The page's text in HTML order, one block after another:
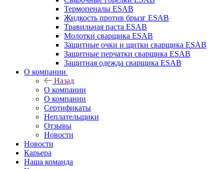
Термопеналы ESAB
Жидкость против брызг ESAB
Травильная паста ESAB
Молотки сварщика ESAB
Защитные очки и щитки сварщика ESAB
Защитные перчатки сварщика ESAB
Защитная одежда сварщика ESAB
О компании
Назад
О компании
О компании
Сертификаты
Неплательщики
Отзывы
Новости
Новости
Карьера
Наша команда